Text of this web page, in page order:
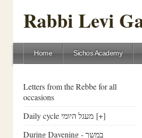
Rabbi Levi
Home Sichos Academy
Letters from the Rebbe for all
occasions
Daily cycle מעגל היומי [+]
During Davening - במשך